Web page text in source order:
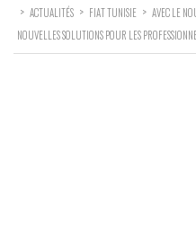
> ACTUALITÉS > FIAT TUNISIE > AVEC LE
NOUVELLES SOLUTIONS POUR LES